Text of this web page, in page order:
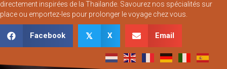
directement inspirées de la Thaïlande. Savourez nos spécialités sur
place ou emportez-les pour prolonger le voyage chez vous.
Facebook 𝕏 X Email